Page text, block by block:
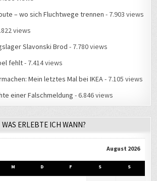
– wo sich Fluchtwege trennen - 7.903 views
views
Slavonski Brod - 7.780 views
fehlt- 7.414 views
Mein letztes Mal bei IKEA- 7.105 views
einer Falschmeldung - 6.846 views
WAS ERLEBTE ICH WANN?
August 2026
M D F S S